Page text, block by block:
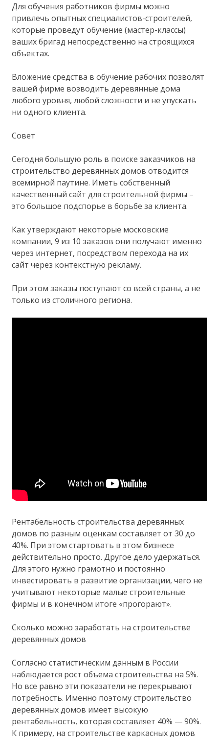
Для обучения работников фирмы можно
привлечь опытных специалистов-строителей,
которые проведут обучение (мастер-классы)
ваших бригад непосредственно на строящихся
объектах.
Вложение средства в обучение рабочих позволят
вашей фирме возводить деревянные дома
любого уровня, любой сложности и не упускать
ни одного клиента.
Совет
Сегодня большую роль в поиске заказчиков на
строительство деревянных домов отводится
всемирной паутине. Иметь собственный
качественный сайт для строительной фирмы –
это большое подспорье в борьбе за клиента.
Как утверждают некоторые московские
компании, 9 из 10 заказов они получают именно
через интернет, посредством перехода на их
сайт через контекстную рекламу.
При этом заказы поступают со всей страны, а не
только из столичного региона.
Рентабельность строительства деревянных
домов по разным оценкам составляет от 30 до
40%. При этом стартовать в этом бизнесе
действительно просто. Другое дело удержаться.
Для этого нужно грамотно и постоянно
инвестировать в развитие организации, чего не
учитывают некоторые малые строительные
фирмы и в конечном итоге «прогорают».
Сколько можно заработать на строительстве
деревянных домов
Согласно статистическим данным в России
наблюдается рост объема строительства на 5%.
Но все равно эти показатели не перекрывают
потребность. Именно поэтому строительство
деревянных домов имеет высокую
рентабельность, которая составляет 40% — 90%.
К примеру, на строительстве каркасных домов